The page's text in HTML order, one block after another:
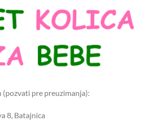
(pozvati pre preuzimanja):
8, Batajnica